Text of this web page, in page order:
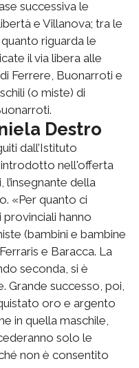
successiva le
e Villanova; tra le
riguarda le
il via libera alle
Ferrere, Buonarroti e
(o miste) di
Destro
dall’Istituto
introdotto nell'offerta
della
«Per quanto ci
hanno
(bambini e bambine
e Baracca. La
seconda, si è
Grande successo, poi,
oro e argento
in quella maschile,
solo le
non è consentito